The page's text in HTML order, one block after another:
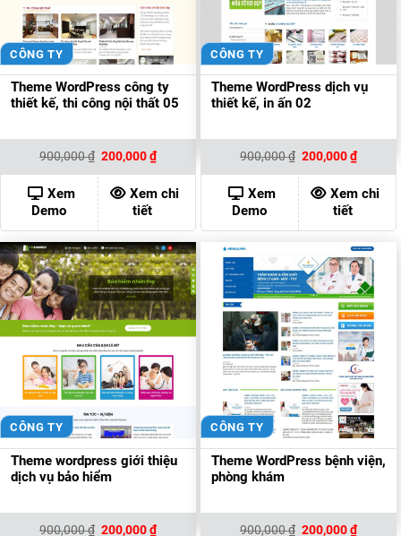
CÔNG TY
Theme WordPress công ty
thiết kế, thi công nội thất 05
900,000₫ Giá
là:
900,000 ₫.
200,000₫Giá
hiện
tại
là:
200,000 ₫.
Xem
Demo
Xem chi
tiết
CÔNG TY
Theme WordPress dịch vụ
thiết kế, in ấn 02
900,000₫ Giá
là:
900,000 ₫.
200,000₫Giá
hiện
tại
là:
Xem
Demo
Xem chi
tiết
CÔNG TY
Theme wordpress giới thiệu
dịch vụ bảo hiểm
900,000₫ Giá
200,000₫Giá
CÔNG TY
Theme WordPress bệnh viện,
phòng khám
900,000₫ Giá
200,000₫Giá